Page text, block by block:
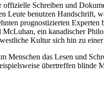
Schreiben und
benutzen Handschrift,
prognostizierten Experten
ein kanadischer
Kultur sich hin zu
das Lesen und
übertreffen blinde